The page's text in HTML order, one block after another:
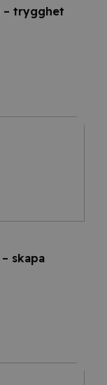
– trygghet
skapa